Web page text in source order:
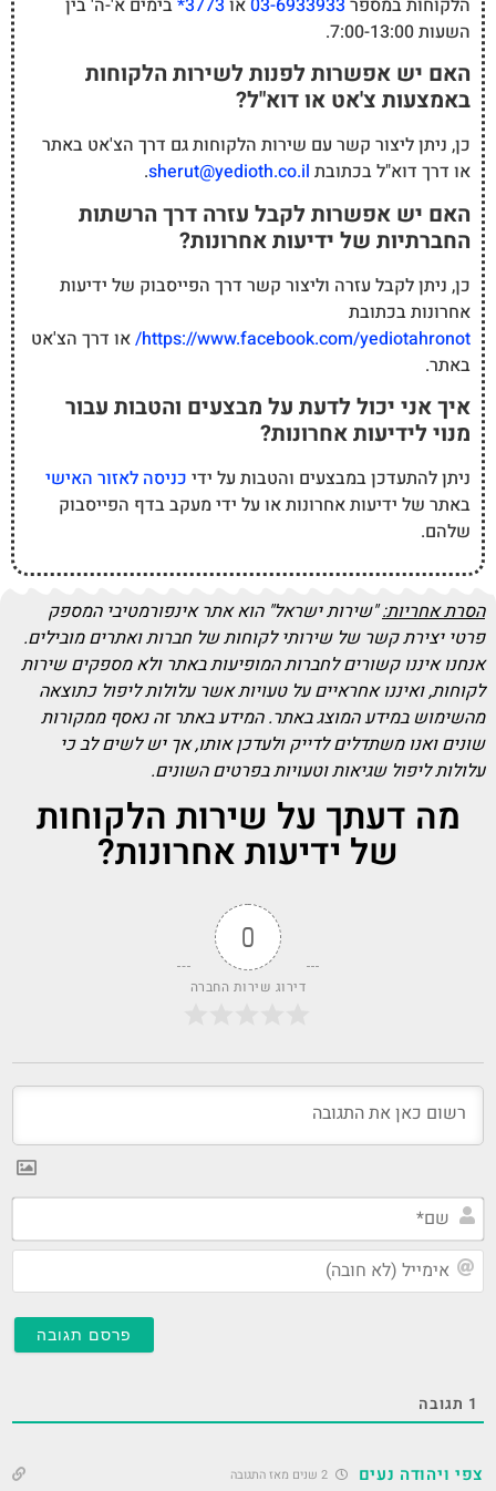
הלקוחות במספר 03-6933933או 3773* בימים א'-ה' בין
השעות 7:00-13:00.
האם יש אפשרות לפנות לשירות הלקוחות
באמצעות צ'אט או דוא"ל?
כן, ניתן ליצור קשר עם שירות הלקוחות גם דרך הצ'אט באתר
או דרך דוא"ל בכתובת sherut@yedioth.co.il
.
האם יש אפשרות לקבל עזרה דרך הרשתות
החברתיות של ידיעות אחרונות?
כן, ניתן לקבל עזרה וליצור קשר דרך הפייסבוק של ידיעות
אחרונות בכתובת
https://www.facebook.com/yediotahronot/ או דרך הצ'אט
באתר.
איך אני יכול לדעת על מבצעים והטבות עבור
מנוי לידיעות אחרונות?
ניתן להתעדכן במבצעים והטבות על ידי כניסה לאזור האישי
באתר של ידיעות אחרונות או על ידי מעקב בדף הפייסבוק
שלהם.
הסרת אחריות:"שירות ישראל" הוא אתר אינפורמטיבי המספק
פרטי יצירת קשר של שירותי לקוחות של חברות ואתרים מובילים.
אנחנו איננו קשורים לחברות המופיעות באתר ולא מספקים שירות
לקוחות, ואיננו אחראיים על טעויות אשר עלולות ליפול כתוצאה
מהשימוש במידע המוצג באתר. המידע באתר זה נאסף ממקורות
שונים ואנו משתדלים לדייק ולעדכן אותו, אך יש לשים לב כי
עלולות ליפול שגיאות וטעויות בפרטים השונים.
מה דעתך על שירות הלקוחות
של ידיעות אחרונות?
0
דירוג שירות החברה
1 תגובה
צפי ויהודה נעים 2 שנים מאז התגובה